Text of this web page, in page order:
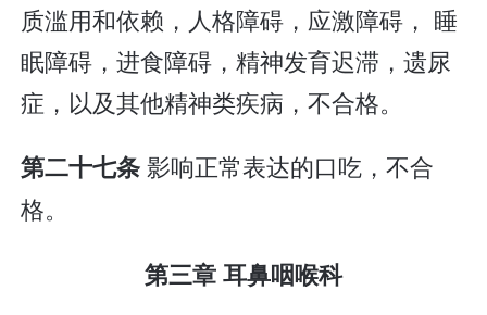
质滥用和依赖，人格障碍，应激障碍， 睡
眠障碍，进食障碍，精神发育迟滞，遗尿
症，以及其他精神类疾病，不合格。
第二十七条影响正常表达的口吃，不合
格。
第三章 耳鼻咽喉科